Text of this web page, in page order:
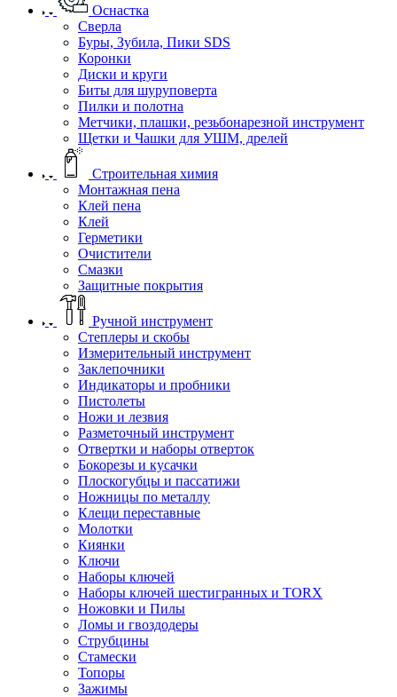
Оснастка
Сверла
Буры, Зубила, Пики SDS
Коронки
Диски и круги
Биты для шуруповерта
Пилки и полотна
Метчики, плашки, резьбонарезной инструмент
Щетки и Чашки для УШМ, дрелей
Строительная химия
Монтажная пена
Клей пена
Клей
Герметики
Очистители
Смазки
Защитные покрытия
Ручной инструмент
Степлеры и скобы
Измерительный инструмент
Заклепочники
Индикаторы и пробники
Пистолеты
Ножи и лезвия
Разметочный инструмент
Отвертки и наборы отверток
Бокорезы и кусачки
Плоскогубцы и пассатижи
Ножницы по металлу
Клещи переставные
Молотки
Киянки
Ключи
Наборы ключей
Наборы ключей шестигранных и TORX
Ножовки и Пилы
Ломы и гвоздодеры
Струбцины
Стамески
Топоры
Зажимы